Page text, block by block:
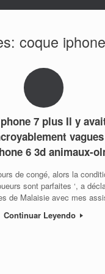
coque
7 plus Il y
6 3d animaux-
de congé, alors la
sont parfaites ‘, a
de Malaisie avec mes
Continuar Leyendo